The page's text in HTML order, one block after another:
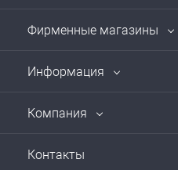
Фирменные магазины
Информация
Компания
Контакты